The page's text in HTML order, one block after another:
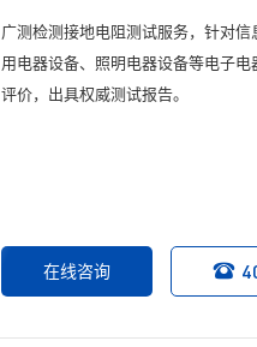
广测检测接地电阻测试服务，针对
用电器设备、照明电器设备等电子
评价，出具权威测试报告。
在线咨询